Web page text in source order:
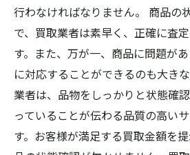
行わなければなりません。 商品の
で、買取業者は素早く、正確に査
す。また、万が一、商品に問題が
に対応することができるのも大き
業者は、品物をしっかりと状態確
っていることが伝わる品質の高い
す。お客様が満足する買取金額を